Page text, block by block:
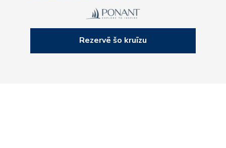
Rezervē šo kruīzu